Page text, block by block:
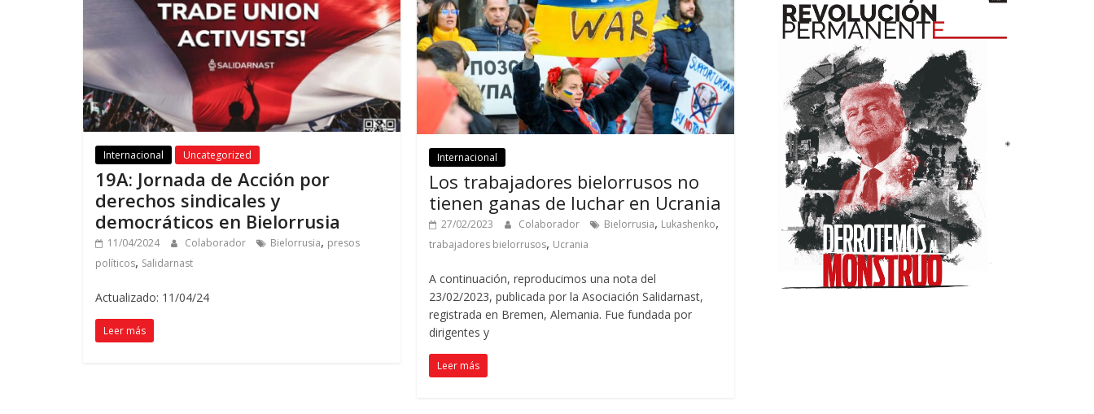
Internacional Uncategorized
19A: Jornada de Acción por
derechos sindicales y
democráticos en Bielorrusia
11/04/2024 Colaborador Bielorrusia, presos
políticos, Salidarnast
Actualizado: 11/04/24
Leer más
Internacional
Los trabajadores bielorrusos no
tienen ganas de luchar en Ucrania
27/02/2023 Colaborador Bielorrusia, Lukashenko,
trabajadores bielorrusos, Ucrania
A continuación, reproducimos una nota del
23/02/2023, publicada por la Asociación Salidarnast,
registrada en Bremen, Alemania. Fue fundada por
dirigentes y
Leer más